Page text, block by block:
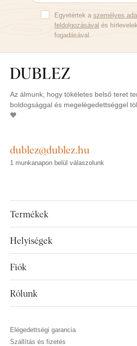
Ez nem az első, és
utolsó vásárlásunk.
Egyetértek a személyes
feldolgozásával és hírlevelek
fogadásával.
Az álmunk, hogy tökéletes belső teret
boldogsággal és megelégedettséggel
🧡
Termékek
Helyiségek
Fiók
Rólunk
dublez@dublez.hu
1 munkanapon belül válaszolunk
Elégedettségi garancia
Szállítás és fizetés